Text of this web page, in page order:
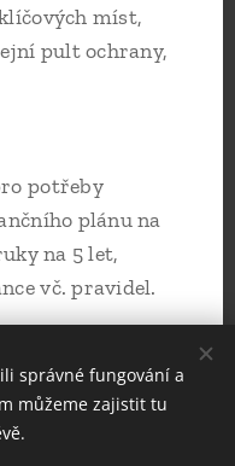
míst,
pult ochrany,
potřeby
plánu na
na 5 let,
vč. pravidel.
správné fungování a
můžeme zajistit tu